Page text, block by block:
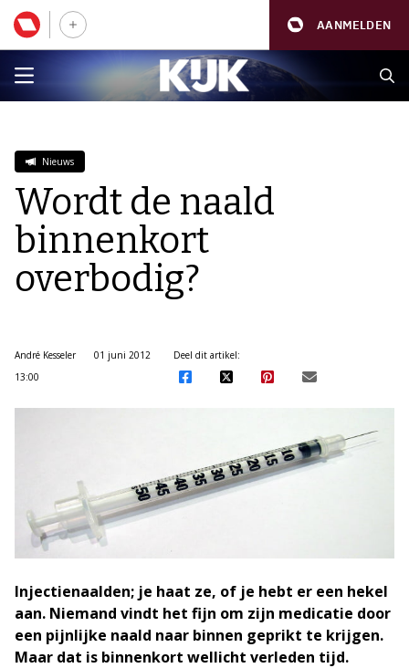
AANMELDEN
Nieuws
Wordt de naald
binnenkort
overbodig?
André Kesseler
01 juni 2012
13:00
Deel dit artikel:
Injectienaalden; je haat ze, of je hebt er een hekel
aan. Niemand vindt het fijn om zijn medicatie door
een pijnlijke naald naar binnen geprikt te krijgen.
Maar dat is binnenkort wellicht verleden tijd.